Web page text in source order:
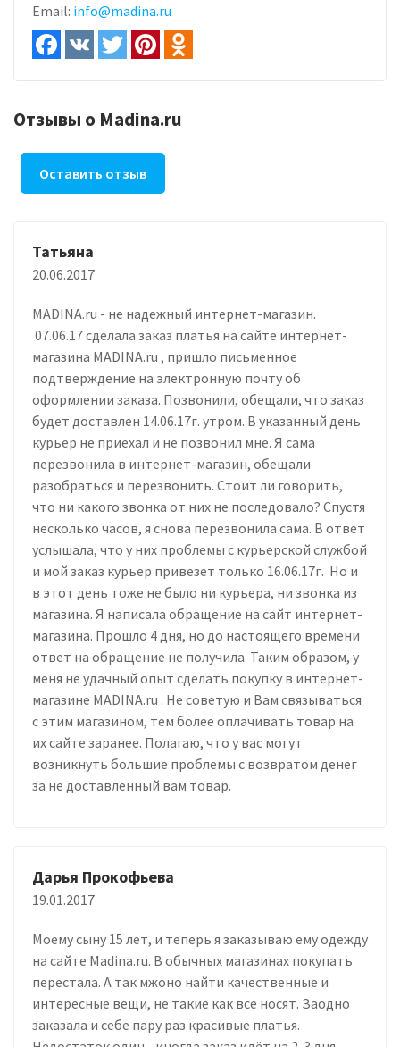
Email: info@madina.ru
Отзывы о Madina.ru
Оставить отзыв
Татьяна
20.06.2017
MADINA.ru - не надежный интернет-магазин.
07.06.17 сделала заказ платья на сайте интернет-
магазина MADINA.ru , пришло письменное
подтверждение на электронную почту об
оформлении заказа. Позвонили, обещали, что заказ
будет доставлен 14.06.17г. утром. В указанный день
курьер не приехал и не позвонил мне. Я сама
перезвонила в интернет-магазин, обещали
разобраться и перезвонить. Стоит ли говорить,
что ни какого звонка от них не последовало? Спустя
несколько часов, я снова перезвонила сама. В ответ
услышала, что у них проблемы с курьерской службой
и мой заказ курьер привезет только 16.06.17г. Но и
в этот день тоже не было ни курьера, ни звонка из
магазина. Я написала обращение на сайт интернет-
магазина. Прошло 4 дня, но до настоящего времени
ответ на обращение не получила. Таким образом, у
меня не удачный опыт сделать покупку в интернет-
магазине MADINA.ru . Не советую и Вам связываться
с этим магазином, тем более оплачивать товар на
их сайте заранее. Полагаю, что у вас могут
возникнуть большие проблемы с возвратом денег
за не доставленный вам товар.
Дарья Прокофьева
19.01.2017
Моему сыну 15 лет, и теперь я заказываю ему одежду
на сайте Madina.ru. В обычных магазинах покупать
перестала. А так мжоно найти качественные и
интересные вещи, не такие как все носят. Заодно
заказала и себе пару раз красивые платья.